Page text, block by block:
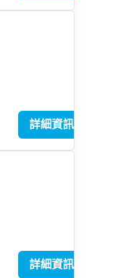
詳細資訊
詳細資訊